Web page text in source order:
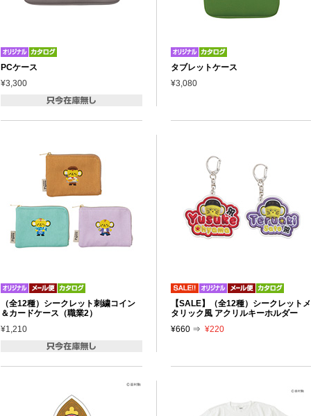
PCケース
¥3,300
タブレットケース
¥3,080
（全12種）シークレット刺繍コイン
＆カードケース（職業2）
¥1,210
【SALE】（全12種）シークレットメ
タリック風 アクリルキーホルダー
¥660 ⇒ ¥220